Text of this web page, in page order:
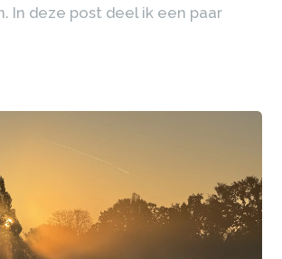
In deze post deel ik een paar